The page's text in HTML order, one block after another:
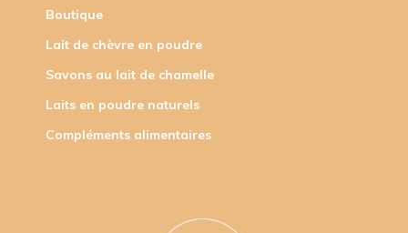
Boutique
Lait de chèvre en poudre
Savons au lait de chamelle
Laits en poudre naturels
Compléments alimentaires